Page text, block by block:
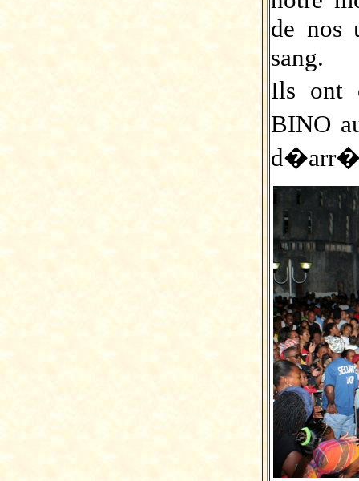
de nos
sang.
Ils ont
BINO